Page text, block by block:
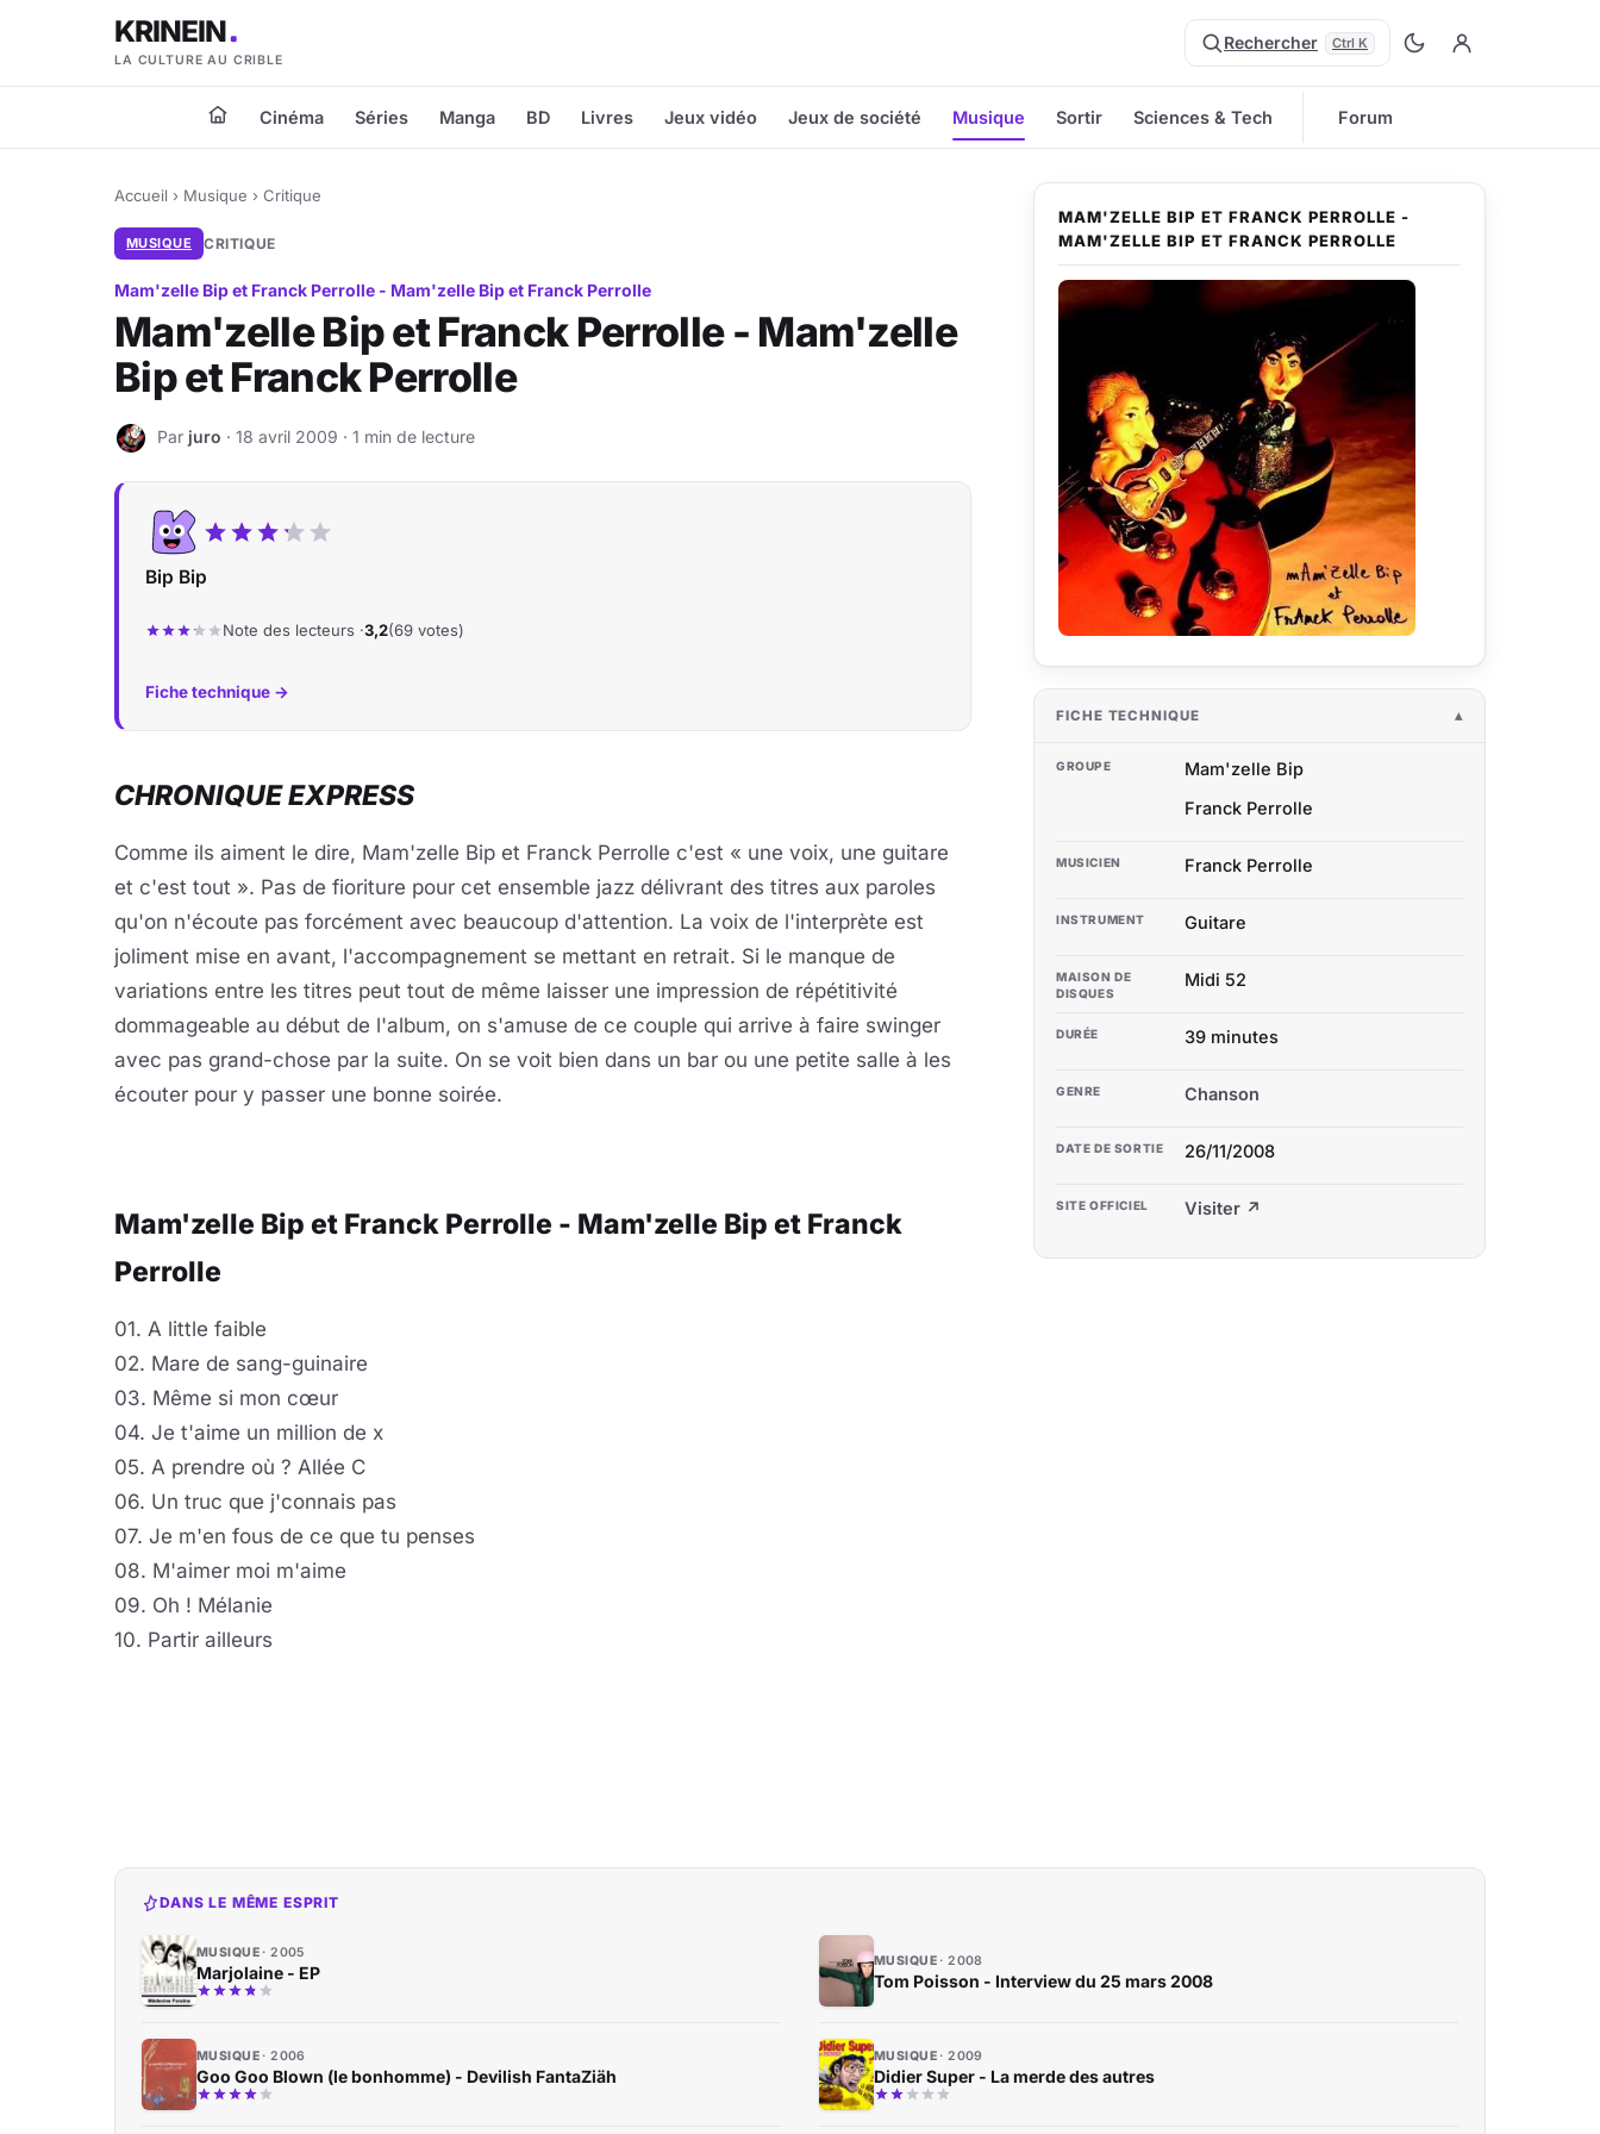
KRINEIN
LA CULTURE AU CRIBLE
Rechercher Ctrl K
Cinéma Séries Manga BD Livres Jeux vidéo Jeux de société Musique Sortir Sciences & Tech Forum
Accueil › Musique › Critique
MUSIQUE CRITIQUE
Mam'zelle Bip et Franck Perrolle - Mam'zelle Bip et Franck Perrolle
Mam'zelle Bip et Franck Perrolle - Mam'zelle
Bip et Franck Perrolle
J Par juro · 18 avril 2009 · 1 min de lecture
Bip Bip
Note des lecteurs ·3,2(69 votes)
Fiche technique →
CHRO­NIQUE EX­PRESS
Comme ils aiment le dire, Mam'zelle Bip et Franck Perrolle c'est « une voix, une guitare
et c'est tout ». Pas de fioriture pour cet ensemble jazz délivrant des titres aux paroles
qu'on n'écoute pas forcément avec beaucoup d'attention. La voix de l'interprète est
joliment mise en avant, l'accompagnement se mettant en retrait. Si le manque de
variations entre les titres peut tout de même laisser une impression de répétitivité
dommageable au début de l'album, on s'amuse de ce couple qui arrive à faire swinger
avec pas grand-chose par la suite. On se voit bien dans un bar ou une petite salle à les
écouter pour y passer une bonne soirée.
Mam'zelle Bip et Franck Perrolle - Mam'zelle Bip et Franck
Perrolle
01. A little faible
02. Mare de sang-guinaire
03. Même si mon cœur
04. Je t'aime un million de x
05. A prendre où ? Allée C
06. Un truc que j'connais pas
07. Je m'en fous de ce que tu penses
08. M'aimer moi m'aime
09. Oh ! Mélanie
10. Partir ailleurs
MAM'ZELLE BIP ET FRANCK PERROLLE -
MAM'ZELLE BIP ET FRANCK PERROLLE
FICHE TECHNIQUE
GROUPE
Mam'zelle Bip
Franck Perrolle
MUSICIEN Franck Perrolle
INSTRUMENT Guitare
MAISON DE
DISQUES
Midi 52
DURÉE 39 minutes
GENRE Chanson
DATE DE SORTIE 26/11/2008
SITE OFFICIEL Visiter ↗
DANS LE MÊME ESPRIT
MUSIQUE 2005
Marjolaine - EP
MUSIQUE 2008
Tom Poisson - Interview du 25 mars 2008
MUSIQUE 2006
Goo Goo Blown (le bonhomme) - Devilish FantaZiäh
MUSIQUE 2009
Didier Super - La merde des autres